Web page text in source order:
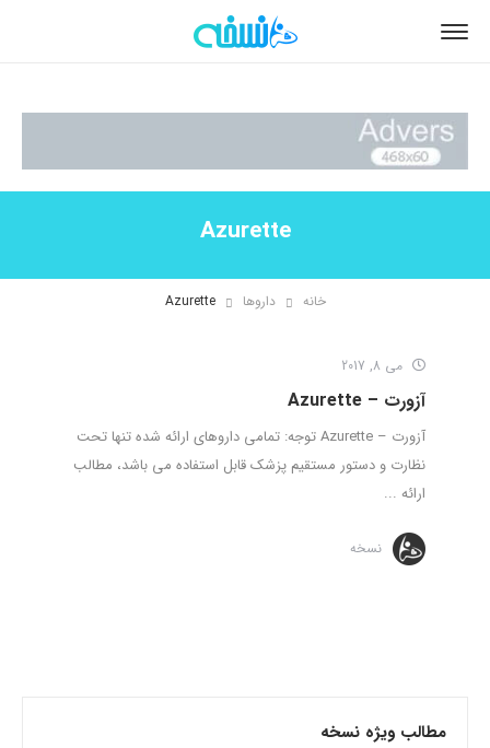
Azurette
خانه داروها Azurette
می 8, 2017
آزورت – Azurette
آزورت – Azurette توجه: تمامی داروهای ارائه شده تنها تحت
نظارت و دستور مستقیم پزشک قابل استفاده می باشد، مطالب
ارائه ...
نسخه
مطالب ویژه نسخه